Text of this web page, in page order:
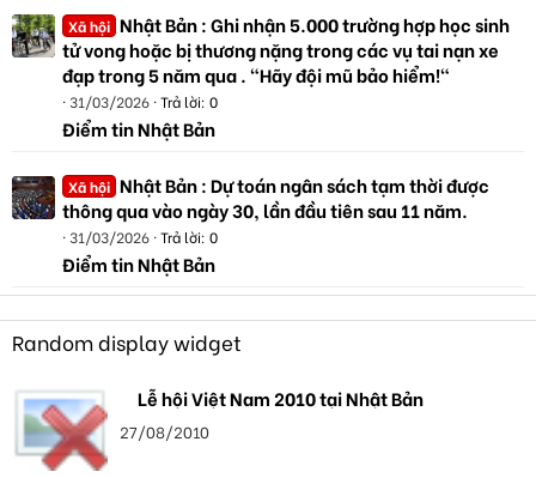
Xã hội Nhật Bản : Ghi nhận 5.000 trường hợp học sinh
tử vong hoặc bị thương nặng trong các vụ tai nạn xe
đạp trong 5 năm qua . "Hãy đội mũ bảo hiểm!"
31/03/2026 Trả lời: 0
Điểm tin Nhật Bản
Xã hội Nhật Bản : Dự toán ngân sách tạm thời được
thông qua vào ngày 30, lần đầu tiên sau 11 năm.
31/03/2026 Trả lời: 0
Điểm tin Nhật Bản
Random display widget
Lễ hội Việt Nam 2010 tại Nhật Bản
27/08/2010